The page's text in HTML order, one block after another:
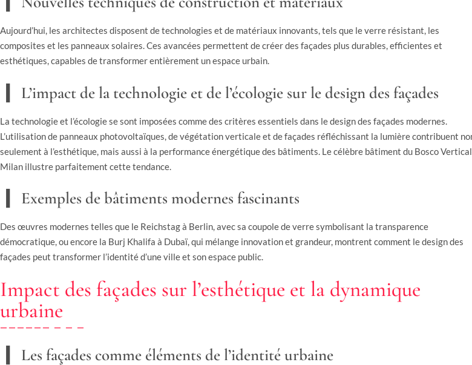
Aujourd’hui, les architectes disposent de technologies et de matériaux innovants, tels que le verre résistant, les
composites et les panneaux solaires. Ces avancées permettent de créer des façades plus durables, efficientes et
esthétiques, capables de transformer entièrement un espace urbain.
L’impact de la technologie et de l’écologie sur le design des façades
La technologie et l’écologie se sont imposées comme des critères essentiels dans le design des façades modernes.
L’utilisation de panneaux photovoltaïques, de végétation verticale et de façades réfléchissant la lumière contribuent
seulement à l’esthétique, mais aussi à la performance énergétique des bâtiments. Le célèbre bâtiment du Bosco
Milan illustre parfaitement cette tendance.
Exemples de bâtiments modernes fascinants
Des œuvres modernes telles que le Reichstag à Berlin, avec sa coupole de verre symbolisant la transparence
démocratique, ou encore la Burj Khalifa à Dubaï, qui mélange innovation et grandeur, montrent comment le design des
façades peut transformer l’identité d’une ville et son espace public.
Impact des façades sur l’esthétique et la dynamique
urbaine
Les façades comme éléments de l’identité urbaine